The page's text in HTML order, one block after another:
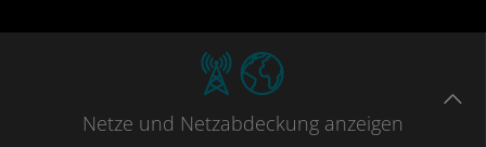
Netze und Netzabdeckung anzeigen